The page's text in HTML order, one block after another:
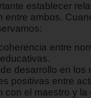
establecer
entre ambos.
entre
desarrollo en los
positivas entre
con el maestro y